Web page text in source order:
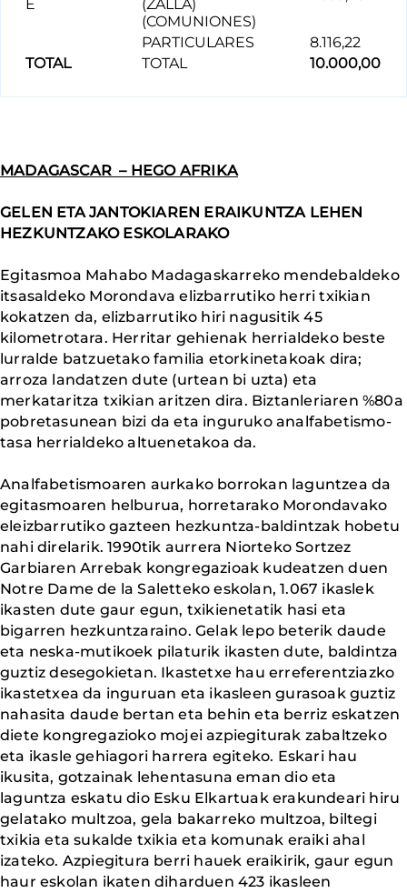
E
(ZALLA)
(COMUNIONES)
PARTICULARES
8.116,22
TOTAL
TOTAL 10.000,00
MADAGASCAR – HEGO AFRIKA
GELEN ETA JANTOKIAREN ERAIKUNTZA LEHEN
HEZKUNTZAKO ESKOLARAKO
Egitasmoa Mahabo Madagaskarreko mendebaldeko
itsasaldeko Morondava elizbarrutiko herri txikian
kokatzen da, elizbarrutiko hiri nagusitik 45
kilometrotara. Herritar gehienak herrialdeko beste
lurralde batzuetako familia etorkinetakoak dira;
arroza landatzen dute (urtean bi uzta) eta
merkataritza txikian aritzen dira. Biztanleriaren %80a
pobretasunean bizi da eta inguruko analfabetismo-
tasa herrialdeko altuenetakoa da.
Analfabetismoaren aurkako borrokan laguntzea da
egitasmoaren helburua, horretarako Morondavako
eleizbarrutiko gazteen hezkuntza-baldintzak hobetu
nahi direlarik. 1990tik aurrera Niorteko Sortzez
Garbiaren Arrebak kongregazioak kudeatzen duen
Notre Dame de la Saletteko eskolan, 1.067 ikaslek
ikasten dute gaur egun, txikienetatik hasi eta
bigarren hezkuntzaraino. Gelak lepo beterik daude
eta neska-mutikoek pilaturik ikasten dute, baldintza
guztiz desegokietan. Ikastetxe hau erreferentziazko
ikastetxea da inguruan eta ikasleen gurasoak guztiz
nahasita daude bertan eta behin eta berriz eskatzen
diete kongregazioko mojei azpiegiturak zabaltzeko
eta ikasle gehiagori harrera egiteko. Eskari hau
ikusita, gotzainak lehentasuna eman dio eta
laguntza eskatu dio Esku Elkartuak erakundeari hiru
gelatako multzoa, gela bakarreko multzoa, biltegi
txikia eta sukalde txikia eta komunak eraiki ahal
izateko. Azpiegitura berri hauek eraikirik, gaur egun
haur eskolan ikaten diharduen 423 ikasleen